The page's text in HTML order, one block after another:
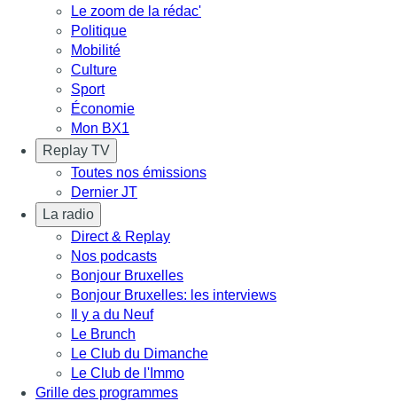
Le zoom de la rédac'
Politique
Mobilité
Culture
Sport
Économie
Mon BX1
Replay TV
Toutes nos émissions
Dernier JT
La radio
Direct & Replay
Nos podcasts
Bonjour Bruxelles
Bonjour Bruxelles: les interviews
Il y a du Neuf
Le Brunch
Le Club du Dimanche
Le Club de l'Immo
Grille des programmes